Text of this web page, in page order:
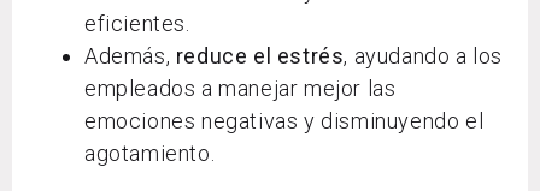
eficientes.
Además, reduce el estrés, ayudando a los
empleados a manejar mejor las
emociones negativas y disminuyendo el
agotamiento.